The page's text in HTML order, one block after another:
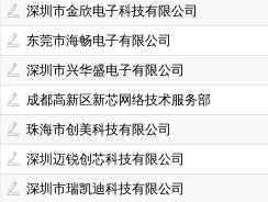
深圳市金欣电子科技有限公司
东莞市海畅电子有限公司
深圳市兴华盛电子有限公司
成都高新区新芯网络技术服务部
珠海市创美科技有限公司
深圳迈锐创芯科技有限公司
深圳市瑞凯迪科技有限公司